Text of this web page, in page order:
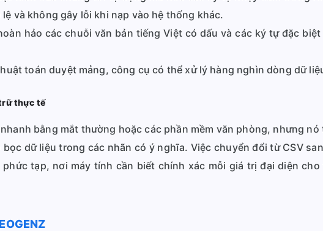
và không gây lỗi khi nạp vào hệ thống khác.
hảo các chuỗi văn bản tiếng Việt có dấu và các ký tự đặc
toán duyệt mảng, công cụ có thể xử lý hàng nghìn dòng dữ
thực tế
bằng mắt thường hoặc các phần mềm văn phòng, nhưng
dữ liệu trong các nhãn có ý nghĩa. Việc chuyển đổi từ CSV
tạp, nơi máy tính cần biết chính xác mỗi giá trị đại diện